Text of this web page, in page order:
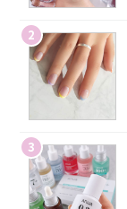
2
3